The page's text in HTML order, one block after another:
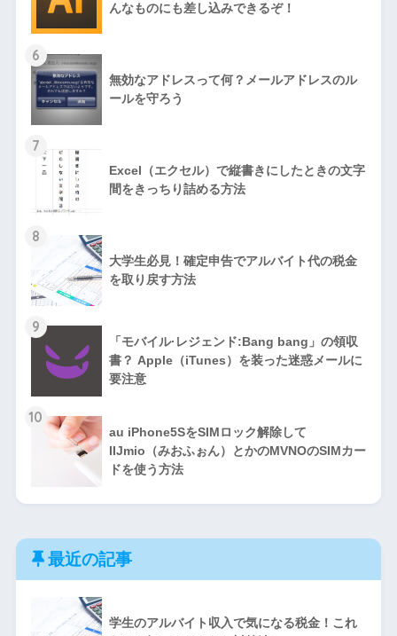
んなものにも差し込みできるぞ！
6
無効なアドレスって何？メールアドレスのル
ールを守ろう
7
Excel（エクセル）で縦書きにしたときの文字
間をきっちり詰める方法
8
大学生必見！確定申告でアルバイト代の税金
を取り戻す方法
9
「モバイル·レジェンド:Bang bang」の領収
書？ Apple（iTunes）を装った迷惑メールに
要注意
10
au iPhone5SをSIMロック解除して
IIJmio（みおふぉん）とかのMVNOのSIMカー
ドを使う方法
最近の記事
学生のアルバイト収入で気になる税金！これ